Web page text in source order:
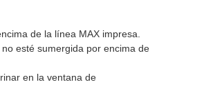
de la línea MAX impresa.
esté sumergida por encima de
en la ventana de